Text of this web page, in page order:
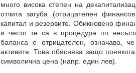
много висока степен на
отчита загуба (отрицателен
капитал и резервите. Обикновено
и често те са в процедура по
баланса е отрицателен, означава,
активите. Това обяснява защо
символична цена (напр. един лев).